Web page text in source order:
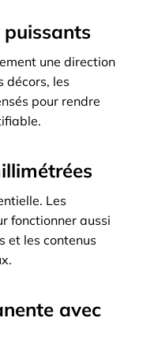
puissants
une direction
décors, les
pour rendre
Les
fonctionner aussi
et les contenus
avec